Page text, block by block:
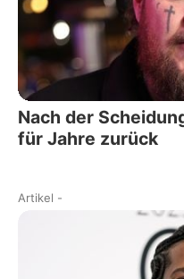
Nach der
für Jahre zurück
Artikel -